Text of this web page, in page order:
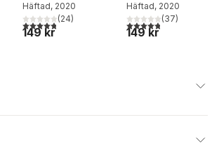
antal röster:
Häftad, 2020
4,8utav 5 stjärnor. Totalt antal röster:
(24)
149 kr
Häftad, 2020
4,8utav 5 stjärnor.
(37)
149 kr